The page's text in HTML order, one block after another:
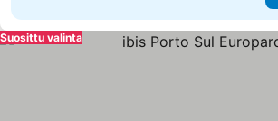
Suosittu valinta